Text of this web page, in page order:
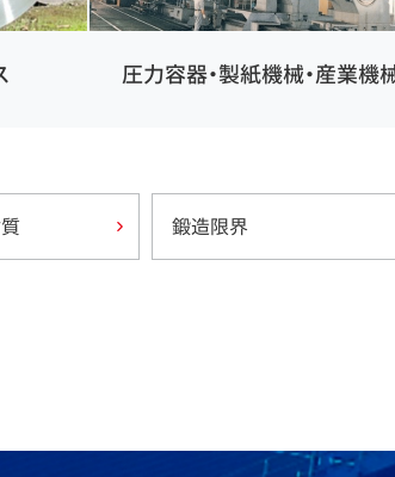
圧力容器・製紙機械・産業機
鍛造限界